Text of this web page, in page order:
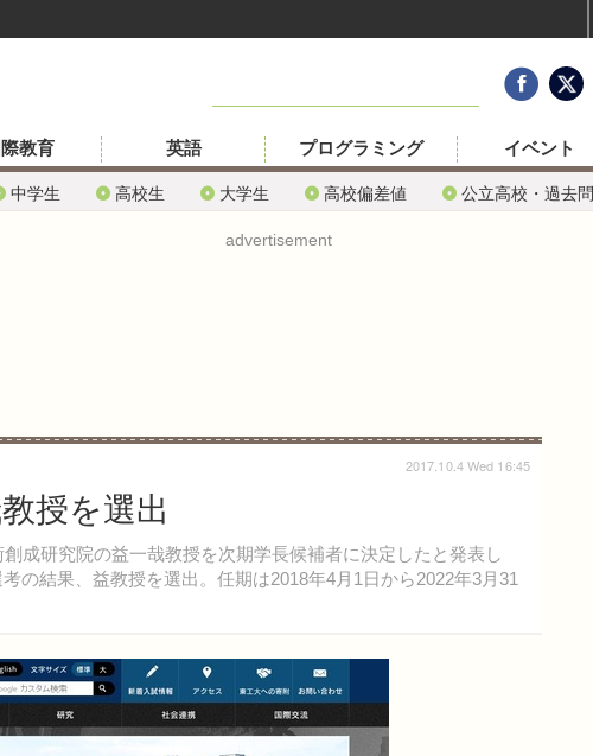
中学生 高校生 大学生 高校偏差値 公立高校・過去問
際教育 英語 プログラミング イベント
advertisement
授を選出
成研究院の益一哉教授を次期学長候補者に決定したと発表し
の結果、益教授を選出。任期は2018年4月1日から2022年3月31
2017.10.4 Wed 16:45